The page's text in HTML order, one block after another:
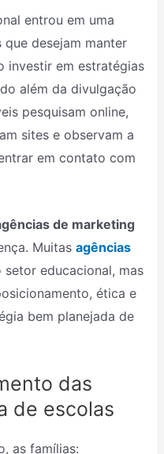
entrou em uma
que desejam manter
investir em estratégias
além da divulgação
pesquisam online,
sites e observam a
em contato com
de marketing
Muitas agências
educacional, mas
ética e
bem planejada de
das
de escolas
as famílias: